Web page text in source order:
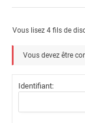
Vous lisez 4 fils de
Vous devez être
Identifiant: